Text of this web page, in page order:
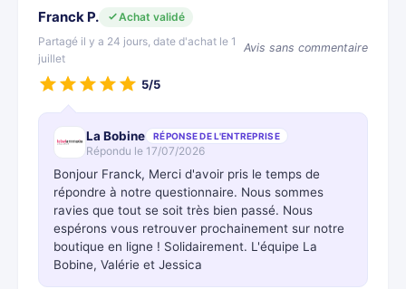
Franck P.
Achat validé
Partagé il y a 24 jours, date d'achat le 1
juillet
Avis sans commentaire
5/5
La Bobine RÉPONSE DE L'ENTREPRISE
Répondu le 17/07/2026
Bonjour Franck, Merci d'avoir pris le temps de
répondre à notre questionnaire. Nous sommes
ravies que tout se soit très bien passé. Nous
espérons vous retrouver prochainement sur notre
boutique en ligne ! Solidairement. L'équipe La
Bobine, Valérie et Jessica